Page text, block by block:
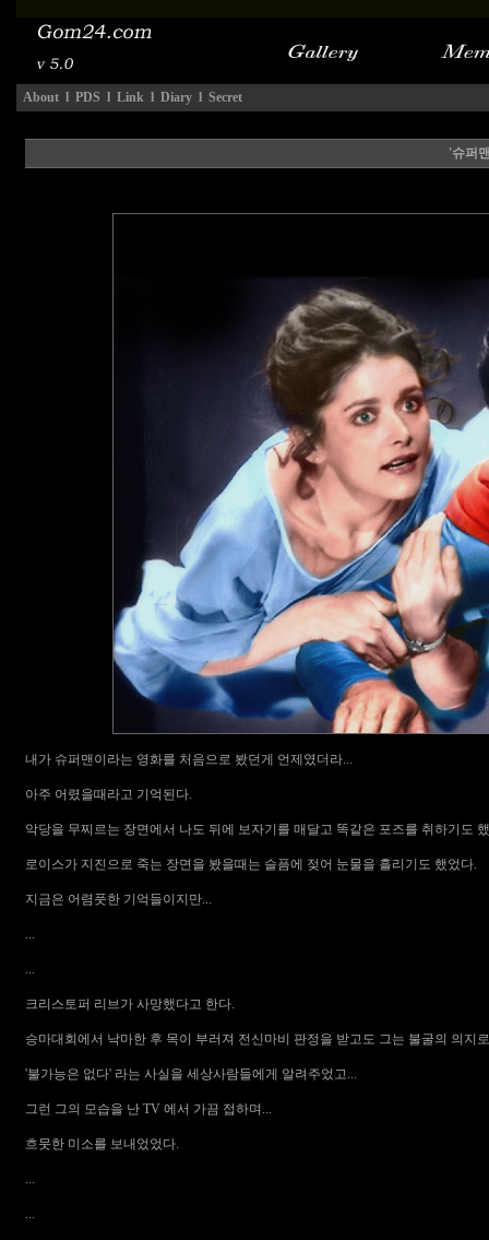
About l PDS l Link l Diary l Secret
'슈퍼
내가 슈퍼맨이라는 영화를 처음으로 봤던게 언제였더라...
아주 어렸을때라고 기억된다.
악당을 무찌르는 장면에서 나도 뒤에 보자기를 매달고 똑같은 포즈를 취하기도
로이스가 지진으로 죽는 장면을 봤을때는 슬픔에 젖어 눈물을 흘리기도 했었다.
지금은 어렴풋한 기억들이지만...
...
...
크리스토퍼 리브가 사망했다고 한다.
승마대회에서 낙마한 후 목이 부러져 전신마비 판정을 받고도 그는 불굴의 의지
'불가능은 없다' 라는 사실을 세상사람들에게 알려주었고...
그런 그의 모습을 난 TV 에서 가끔 접하며...
흐뭇한 미소를 보내었었다.
...
...